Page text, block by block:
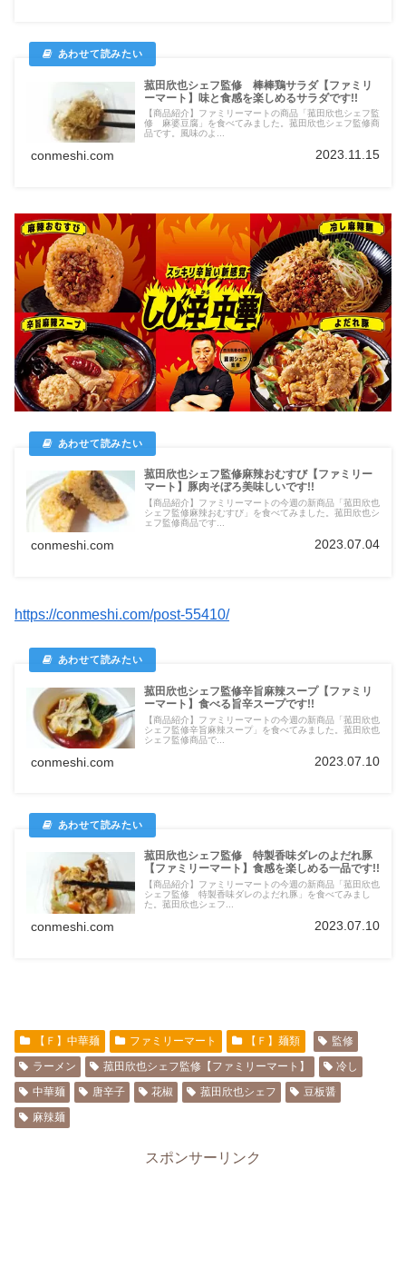
菰田欣也シェフ監修 棒棒鶏サラダ【ファミリ
ーマート】味と食感を楽しめるサラダです!!
【商品紹介】ファミリーマートの商品「菰田欣也シェフ監
修 麻婆豆腐」を食べてみました。菰田欣也シェフ監修商
品です。風味のよ...
conmeshi.com 2023.11.15
菰田欣也シェフ監修麻辣おむすび【ファミリー
マート】豚肉そぼろ美味しいです!!
【商品紹介】ファミリーマートの今週の新商品「菰田欣也
シェフ監修麻辣おむすび」を食べてみました。菰田欣也シ
ェフ監修商品です...
conmeshi.com 2023.07.04
https://conmeshi.com/post-55410/
菰田欣也シェフ監修辛旨麻辣スープ【ファミリ
ーマート】食べる旨辛スープです!!
【商品紹介】ファミリーマートの今週の新商品「菰田欣也
シェフ監修辛旨麻辣スープ」を食べてみました。菰田欣也
シェフ監修商品で...
conmeshi.com 2023.07.10
菰田欣也シェフ監修 特製香味ダレのよだれ豚
【ファミリーマート】食感を楽しめる一品です!!
【商品紹介】ファミリーマートの今週の新商品「菰田欣也
シェフ監修 特製香味ダレのよだれ豚」を食べてみまし
た。菰田欣也シェフ...
conmeshi.com 2023.07.10
【Ｆ】中華麺 ファミリーマート 【Ｆ】麺類
監修
ラーメン
菰田欣也シェフ監修【ファミリーマート】
冷し
中華麺
唐辛子 花椒 菰田欣也シェフ
豆板醤
麻辣麺
スポンサーリンク